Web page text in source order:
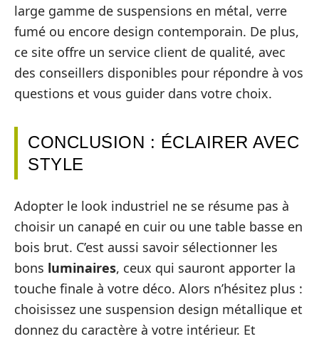
large gamme de suspensions en métal, verre
fumé ou encore design contemporain. De plus,
ce site offre un service client de qualité, avec
des conseillers disponibles pour répondre à vos
questions et vous guider dans votre choix.
CONCLUSION : ÉCLAIRER AVEC
STYLE
Adopter le look industriel ne se résume pas à
choisir un canapé en cuir ou une table basse en
bois brut. C’est aussi savoir sélectionner les
bons luminaires, ceux qui sauront apporter la
touche finale à votre déco. Alors n’hésitez plus :
choisissez une suspension design métallique et
donnez du caractère à votre intérieur. Et